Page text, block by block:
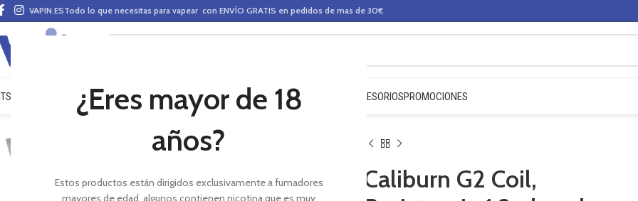
¿Eres mayor de 18
años?
Estos productos están dirigidos exclusivamente a fumadores
mayores de edad, algunos contienen nicotina que es muy
VAPIN.ESTodo lo que necesitas para vapear con ENVÍO GRATIS en pedidos de mas de 30€
VAPEO MODS CLAROMIZADORES BASES Y AROMAS (ALQUIMIA) ACCESORIOSPROMOCIONES
Caliburn G2 Coil,